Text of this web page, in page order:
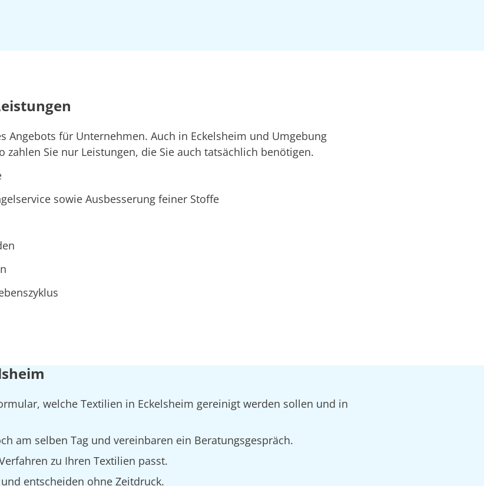
Angebots für Unternehmen. Auch in Eckelsheim und Umgebung
Sie nur Leistungen, die Sie auch tatsächlich benötigen.
sowie Ausbesserung feiner Stoffe
welche Textilien in Eckelsheim gereinigt werden sollen und in
am selben Tag und vereinbaren ein Beratungsgespräch.
zu Ihren Textilien passt.
entscheiden ohne Zeitdruck.